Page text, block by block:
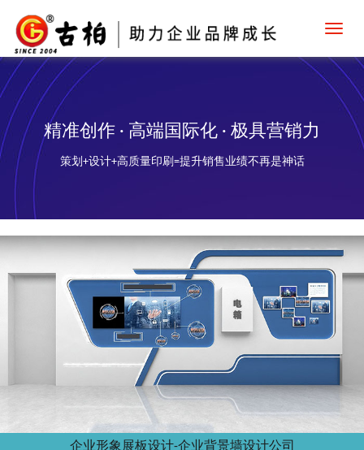
精准创作 · 高端国际化 · 极具营销力
策划+设计+高质量印刷=提升销售业绩不再是神话
企业形象展板设计-企业背景墙设计公司